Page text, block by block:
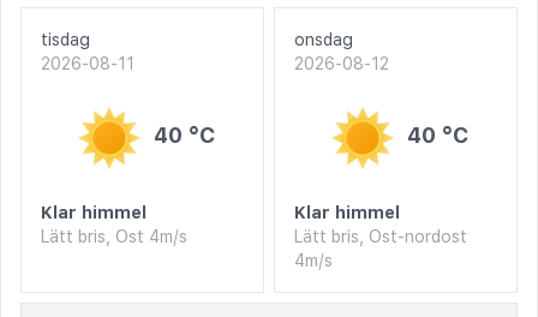
tisdag
2026-08-11
40 °C
Klar himmel
Lätt bris, Ost 4m/s
onsdag
2026-08-12
40 °C
Klar himmel
Lätt bris, Ost-nordost
4m/s